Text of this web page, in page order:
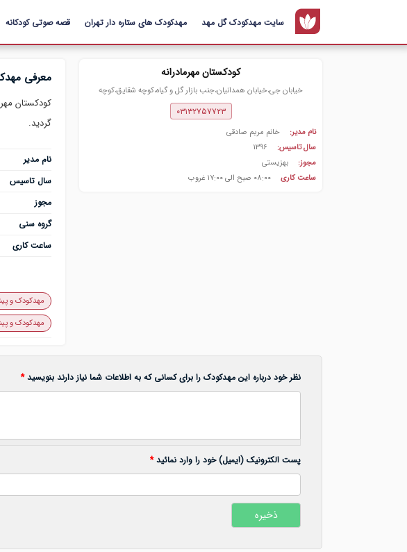
سایت مهدکودک گل مهد مهدکودک های ستاره دار تهران قصه صوتی کودکانه
کودکستان مهرمادرانه
خیابان جی،خیابان همدانیان،جنب بازار گل و گیاه،کوچه شقایق،کوچه
رزمندگان،پلاک ۴
۰۳۱۳۲۷۵۷۷۲۳
نام مدیر:
خانم مریم صادقی
سال تاسیس:
۱۳۹۶
مجوز:
بهزیستی
ساعت کاری
۰۸:۰۰ صبح الی ۱۷:۰۰ غروب
معرفی
گردید.
نام مدیر
سال تاسیس
مجوز
گروه سنی
ساعت کاری
مهدکودک و
مهدکودک و
نظر خود درباره این مهدکودک را برای کسانی که به اطلاعات شما نیاز دارند بنویسید*
پست الکترونیک (ایمیل) خود را وارد نمائید*